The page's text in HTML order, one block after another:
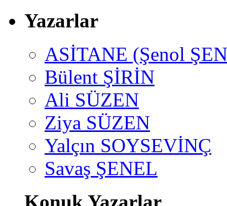
Yazarlar
ASİTANE (Şenol
Bülent ŞİRİN
Ali SÜZEN
Ziya SÜZEN
Yalçın SOYSEVİNÇ
Savaş ŞENEL